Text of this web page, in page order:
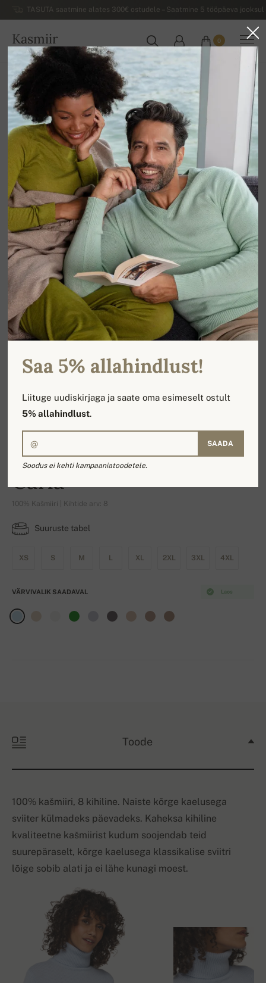
TASUTA saatmine alates 300€ ostudele – Saatmine 5 tööpäeva
Kasmiir
EESTI
0
Koju
Luksuslikud naiste kašmiirist sviitrid
Kõrge kaelusega naiste sviitrid
Carla
100% Kašmiiri | Kihtide arv: 8
Suuruste tabel
XS S M L XL 2XL 3XL 4XL
Laos
VÄRVIVALIK SAADAVAL
Toode
100% kašmiiri, 8 kihiline. Naiste kõrge kaelusega
sviiter külmadeks päevadeks. Kaheksa kihiline
kvaliteetne kašmiirist kudum soojendab teid
suurepäraselt, kõrge kaelusega klassikalise sviitri
lõige sobib alati ja ei lähe kunagi moest.
Saa 5% allahindlust!
Liituge uudiskirjaga ja saate oma esimeselt ostult
5% allahindlust.
SAADA
Soodus ei kehti kampaaniatoodetele.